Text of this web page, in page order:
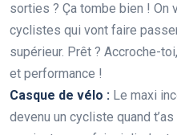
sorties ? Ça tombe bien ! On
cyclistes qui vont faire
supérieur. Prêt ? Accroche-
et performance !
Casque de vélo : Le maxi
devenu un cycliste quand t’as